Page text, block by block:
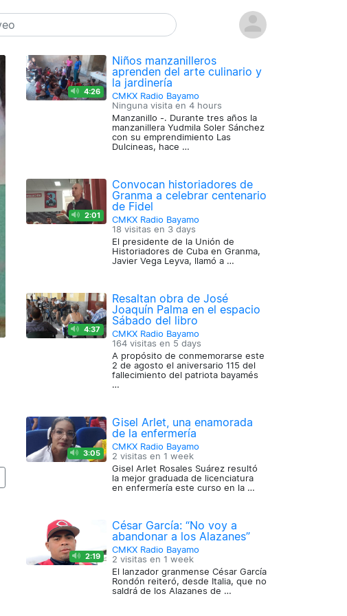
4:26
Niños manzanilleros
aprenden del arte culinario y
la jardinería
CMKX Radio Bayamo
Ninguna visita en 4 hours
Manzanillo -. Durante tres años la
manzanillera Yudmila Soler Sánchez
con su emprendimiento Las
Dulcineas, hace …
2:01
Convocan historiadores de
Granma a celebrar centenario
de Fidel
CMKX Radio Bayamo
18 visitas en 3 days
El presidente de la Unión de
Historiadores de Cuba en Granma,
Javier Vega Leyva, llamó a …
4:37
Resaltan obra de José
Joaquín Palma en el espacio
Sábado del libro
CMKX Radio Bayamo
164 visitas en 5 days
A propósito de conmemorarse este
2 de agosto el aniversario 115 del
fallecimiento del patriota bayamés
…
3:05
Gisel Arlet, una enamorada
de la enfermería
CMKX Radio Bayamo
2 visitas en 1 week
Gisel Arlet Rosales Suárez resultó
la mejor graduada de licenciatura
en enfermería este curso en la …
2:19
César García: “No voy a
abandonar a los Alazanes”
CMKX Radio Bayamo
2 visitas en 1 week
El lanzador granmense César García
Rondón reiteró, desde Italia, que no
saldrá de los Alazanes de …